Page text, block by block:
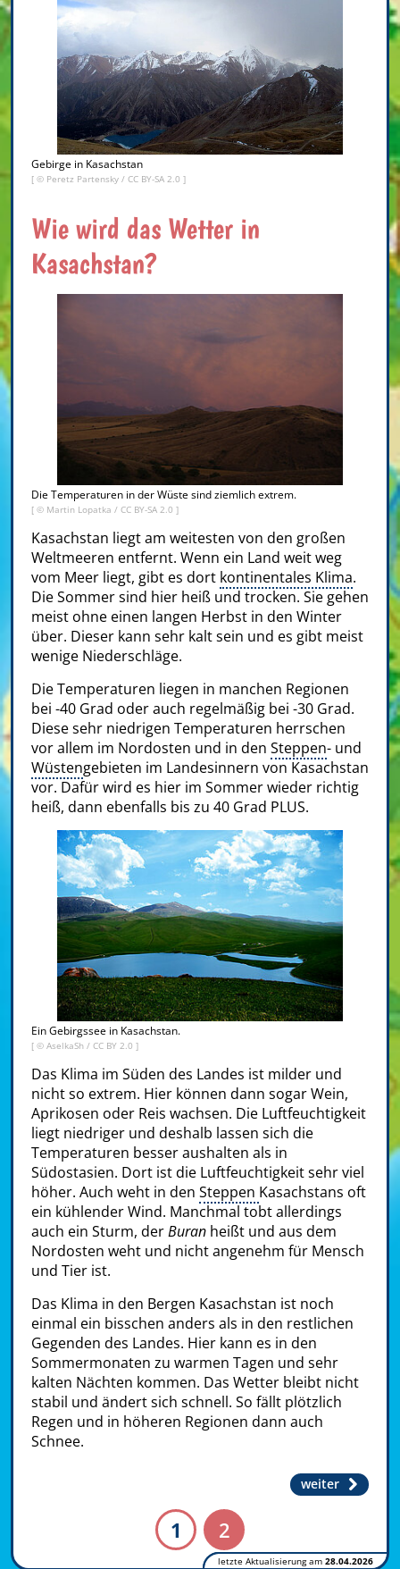
Gebirge in Kasachstan
[ © Peretz Partensky / CC BY-SA 2.0 ]
Wie wird das Wetter in
Kasachstan?
Die Temperaturen in der Wüste sind ziemlich extrem.
[ © Martin Lopatka / CC BY-SA 2.0 ]
Kasachstan liegt am weitesten von den großen
Weltmeeren entfernt. Wenn ein Land weit weg
vom Meer liegt, gibt es dort kontinentales Klima.
Die Sommer sind hier heiß und trocken. Sie gehen
meist ohne einen langen Herbst in den Winter
über. Dieser kann sehr kalt sein und es gibt meist
wenige Niederschläge.
Die Temperaturen liegen in manchen Regionen
bei -40 Grad oder auch regelmäßig bei -30 Grad.
Diese sehr niedrigen Temperaturen herrschen
vor allem im Nordosten und in den Steppen- und
Wüstengebieten im Landesinnern von Kasachstan
vor. Dafür wird es hier im Sommer wieder richtig
heiß, dann ebenfalls bis zu 40 Grad PLUS.
Ein Gebirgssee in Kasachstan.
[ © AselkaSh / CC BY 2.0 ]
Das Klima im Süden des Landes ist milder und
nicht so extrem. Hier können dann sogar Wein,
Aprikosen oder Reis wachsen. Die Luftfeuchtigkeit
liegt niedriger und deshalb lassen sich die
Temperaturen besser aushalten als in
Südostasien. Dort ist die Luftfeuchtigkeit sehr viel
höher. Auch weht in den Steppen Kasachstans oft
ein kühlender Wind. Manchmal tobt allerdings
auch ein Sturm, derBuran heißt und aus dem
Nordosten weht und nicht angenehm für Mensch
und Tier ist.
Das Klima in den Bergen Kasachstan ist noch
einmal ein bisschen anders als in den restlichen
Gegenden des Landes. Hier kann es in den
Sommermonaten zu warmen Tagen und sehr
kalten Nächten kommen. Das Wetter bleibt nicht
stabil und ändert sich schnell. So fällt plötzlich
Regen und in höheren Regionen dann auch
Schnee.
weiter
1 2
letzte Aktualisierung am 28.04.2026